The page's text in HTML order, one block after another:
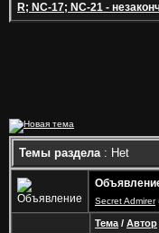
R; NC-17; NC-21 -
Темы раздела: Het
Secret Admirer
Тема / Автор